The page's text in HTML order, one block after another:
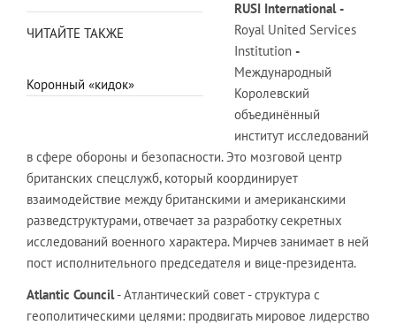
ЧИТАЙТЕ ТАКЖЕ
Коронный «кидок»
RUSI International -
Royal United Services
Institution -
Международный
Королевский
объединённый
институт исследований
в сфере обороны и безопасности. Это мозговой центр
британских спецслужб, который координирует
взаимодействие между британскими и американскими
разведструктурами, отвечает за разработку секретных
исследований военного характера. Мирчев занимает в ней
пост исполнительного председателя и вице-президента.
Atlantic Council- Атлантический совет - структура с
геополитическими целями: продвигать мировое лидерство